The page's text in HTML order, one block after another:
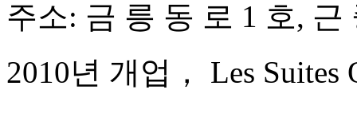
주소: 금 릉 동 로 1 호, 근
2010년 개업， Les Suites